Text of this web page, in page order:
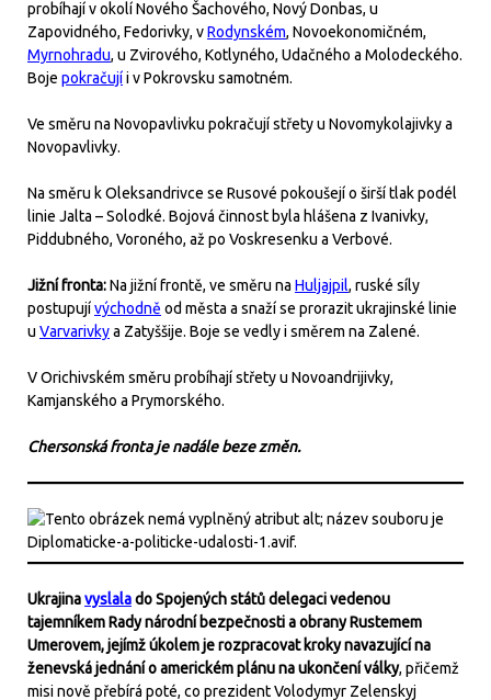
probíhají v okolí Nového Šachového, Nový Donbas, u
Zapovidného, Fedorivky, vRodynském, Novoekonomičném,
Myrnohradu, u Zvirového, Kotlyného, Udačného a Molodeckého.
Boje pokračujíi v Pokrovsku samotném.
Ve směru na Novopavlivku pokračují střety u Novomykolajivky a
Novopavlivky.
Na směru k Oleksandrivce se Rusové pokoušejí o širší tlak podél
linie Jalta – Solodké. Bojová činnost byla hlášena z Ivanivky,
Piddubného, Voroného, až po Voskresenku a Verbové.
Jižní fronta:Na jižní frontě, ve směru na Huljajpil, ruské síly
postupujívýchodně od města a snaží se prorazit ukrajinské linie
u Varvarivkya Zatyššije. Boje se vedly i směrem na Zalené.
V Orichivském směru probíhají střety u Novoandrijivky,
Kamjanského a Prymorského.
Chersonská fronta je nadále beze změn.
Ukrajinavyslalado Spojených států delegaci vedenou
tajemníkem Rady národní bezpečnosti a obrany Rustemem
Umerovem, jejímž úkolem je rozpracovat kroky navazující na
ženevská jednání o americkém plánu na ukončení války, přičemž
misi nově přebírá poté, co prezident Volodymyr Zelenskyj